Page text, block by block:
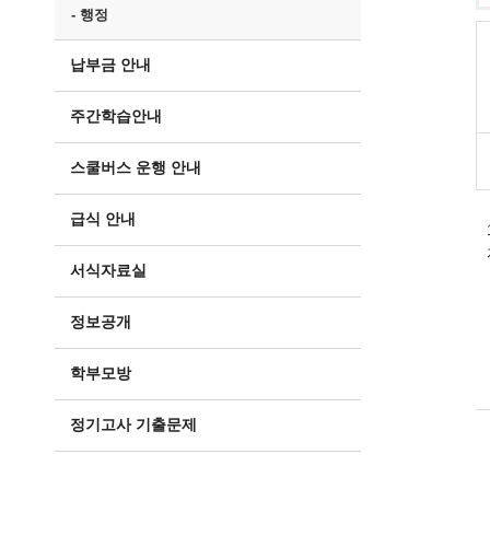
- 행정
납부금 안내
주간학습안내
스쿨버스 운행 안내
급식 안내
서식자료실
정보공개
학부모방
정기고사 기출문제